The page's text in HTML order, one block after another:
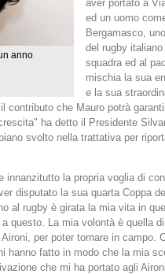
anno
aver portato a
ed un uomo
Bergamasco,
del rugby
squadra ed al
mischia la sua
e la sua
contributo che Mauro potrà
ha detto il Presidente
svolto nella trattativa per
la propria voglia di
disputato la sua quarta Coppa
al rugby è girata la mia vita in
questo. La mia volontà è quella
per poter tornare in campo.
hanno fatto in modo che la mia
che mi ha portato agli